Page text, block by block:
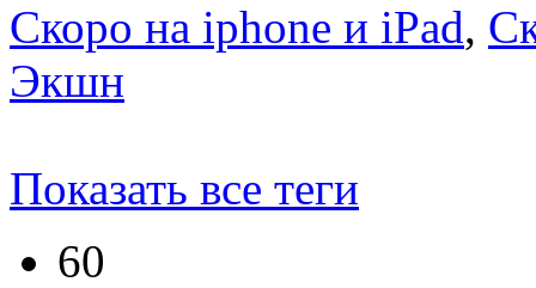
Скоро на iphone и iPad,
Экшн
Показать все теги
60